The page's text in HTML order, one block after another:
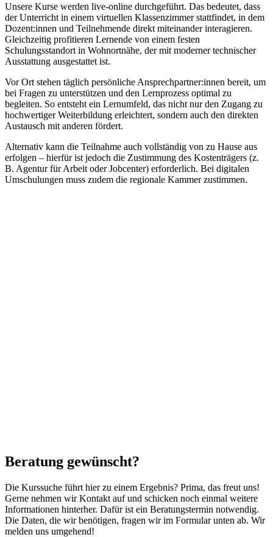
Unsere Kurse werden live-online durchgeführt. Das bedeutet, dass
der Unterricht in einem virtuellen Klassenzimmer stattfindet, in dem
Dozent:innen und Teilnehmende direkt miteinander interagieren.
Gleichzeitig profitieren Lernende von einem festen
Schulungsstandort in Wohnortnähe, der mit moderner technischer
Ausstattung ausgestattet ist.
Vor Ort stehen täglich persönliche Ansprechpartner:innen bereit, um
bei Fragen zu unterstützen und den Lernprozess optimal zu
begleiten. So entsteht ein Lernumfeld, das nicht nur den Zugang zu
hochwertiger Weiterbildung erleichtert, sondern auch den direkten
Austausch mit anderen fördert.
Alternativ kann die Teilnahme auch vollständig von zu Hause aus
erfolgen – hierfür ist jedoch die Zustimmung des Kostenträgers (z.
B. Agentur für Arbeit oder Jobcenter) erforderlich. Bei digitalen
Umschulungen muss zudem die regionale Kammer zustimmen.
Beratung gewünscht?
Die Kurssuche führt hier zu einem Ergebnis? Prima, das freut uns!
Gerne nehmen wir Kontakt auf und schicken noch einmal weitere
Informationen hinterher. Dafür ist ein Beratungstermin notwendig.
Die Daten, die wir benötigen, fragen wir im Formular unten ab. Wir
melden uns umgehend!